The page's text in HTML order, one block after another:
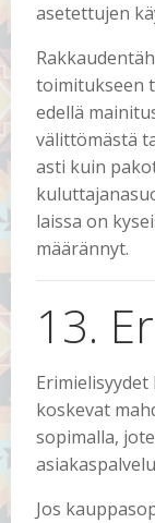
asetettujen
toimitukseen
edellä
välittömästä
asti kuin
laissa on
määrännyt.
13.
koskevat
sopimalla,
Jos